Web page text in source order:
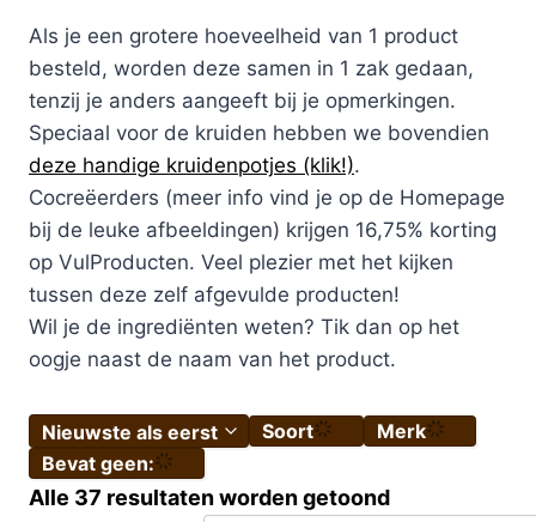
Als je een grotere hoeveelheid van 1 product
besteld, worden deze samen in 1 zak gedaan,
tenzij je anders aangeeft bij je opmerkingen.
Speciaal voor de kruiden hebben we bovendien
deze handige kruidenpotjes (klik!).
Cocreëerders (meer info vind je op de Homepage
bij de leuke afbeeldingen) krijgen 16,75% korting
op VulProducten. Veel plezier met het kijken
tussen deze zelf afgevulde producten!
Wil je de ingrediënten weten? Tik dan op het
oogje naast de naam van het product.
Nieuwste als eerst
Sorteer per categorie
Nieuwste als eerst
Soort
Merk
Bevat geen:
Alle 37 resultaten worden getoond